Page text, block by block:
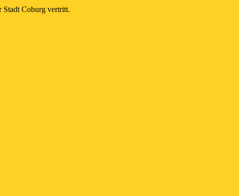
Stadt Coburg vertritt.